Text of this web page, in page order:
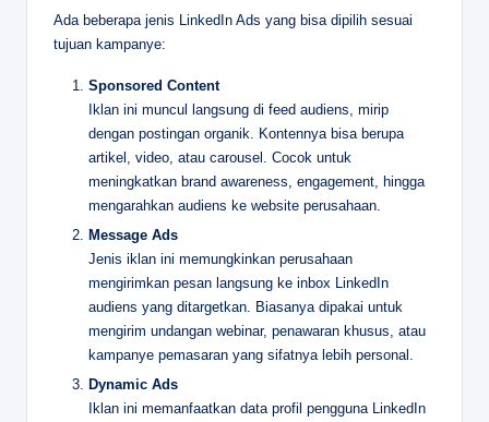
Ada beberapa jenis LinkedIn Ads yang bisa dipilih sesuai
tujuan kampanye:
Sponsored Content
Iklan ini muncul langsung di feed audiens, mirip
dengan postingan organik. Kontennya bisa berupa
artikel, video, atau carousel. Cocok untuk
meningkatkan brand awareness, engagement, hingga
mengarahkan audiens ke website perusahaan.
Message Ads
Jenis iklan ini memungkinkan perusahaan
mengirimkan pesan langsung ke inbox LinkedIn
audiens yang ditargetkan. Biasanya dipakai untuk
mengirim undangan webinar, penawaran khusus, atau
kampanye pemasaran yang sifatnya lebih personal.
Dynamic Ads
Iklan ini memanfaatkan data profil pengguna LinkedIn